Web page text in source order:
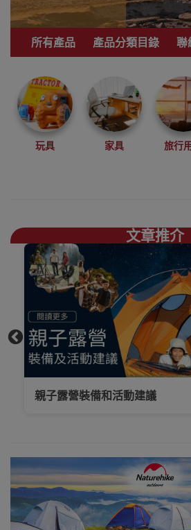
專業戶外運動品
牌 致力提供銷售
優質登山、行
山、露營用品。
登山、攀岩、徒
步、露營等戶外
運動中設計開發
產品。
結合自然環保，
上網睇人評價不
如自己到陳列室
觸摸下更知自己
心，歡迎到香港
觀塘陳列室門市
選購
買滿$1000免費送
新界、旺角都
得，睇岩心水就
生活百貨城為
Naturehike香港
地區代理商
Naturehike筷子
香港銷售點
所有產品 產品分類目錄 聯
玩具 家具 旅行
文章推介
親子露營裝備和活動建議